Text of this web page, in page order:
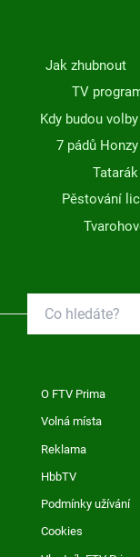
Jak zhubnout
TV
Kdy budou volby
7 pádů
Pěstování
O FTV Prima
Volná místa
Reklama
HbbTV
Podmínky užívání
Cookies